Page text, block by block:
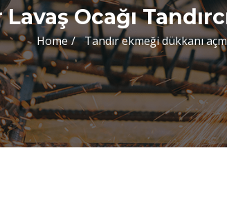
Lavaş Ocağı
Home Tandır ekmeği dükkanı